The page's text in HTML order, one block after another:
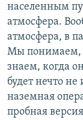
населенным
атмосфера.
атмосфера, в
Мы понимаем,
знаем, когда
будет нечто
наземная
пробная